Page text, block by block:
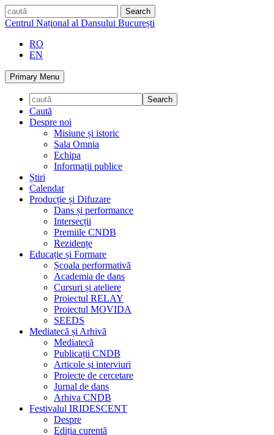
Skip
to
caută
Centrul Național al Dansului București
RO
EN
Primary Menu
Caută
Despre noi
Misiune și istoric
Sala Omnia
Echipa
Informații publice
Știri
Calendar
Producție și Difuzare
Dans și performance
Intersecții
Premiile CNDB
Rezidențe
Educație și Formare
Școala performativă
Academia de dans
Cursuri și ateliere
Proiectul RELAY
Proiectul MOVIDA
SEEDS
Mediatecă și Arhivă
Mediatecă
Publicații CNDB
Articole și interviuri
Proiecte de cercetare
Jurnal de dans
Arhiva CNDB
Festivalul IRIDESCENT
Despre
Ediția curentă